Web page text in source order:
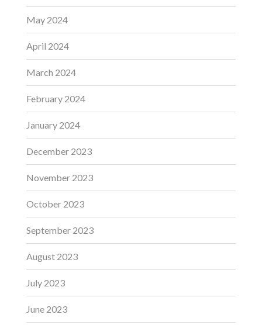
May 2024
April 2024
March 2024
February 2024
January 2024
December 2023
November 2023
October 2023
September 2023
August 2023
July 2023
June 2023